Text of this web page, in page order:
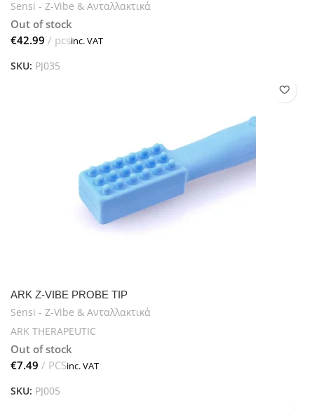
Sensi - Z-Vibe & Ανταλλακτικά
Out of stock
€
SKU: PJ035
ARK Z-VIBE PROBE TIP
Sensi - Z-Vibe & Ανταλλακτικά
ARK THERAPEUTIC
Out of stock
€
SKU: PJ005